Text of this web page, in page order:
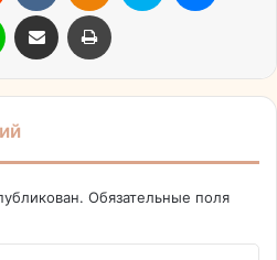
Line Поделиться через электронную почту Печатать
Обязательные поля